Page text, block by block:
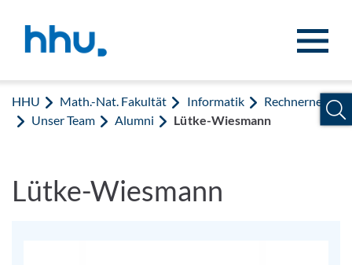
HHU Math.-Nat. Fakultät Informatik
Rechnernetze
Unser Team
Alumni Lütke-Wiesmann
Lütke-Wiesmann